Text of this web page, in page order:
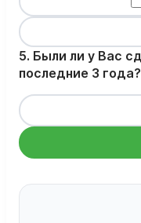
5. Были ли у Вас
последние 3 года?